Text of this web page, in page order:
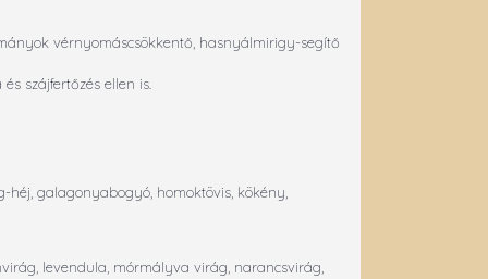
vérnyomáscsökkentő, hasnyálmirigy-segítő
szájfertőzés ellen is.
héj, galagonyabogyó, homoktövis, kökény,
levendula, mórmályva virág, narancsvirág,